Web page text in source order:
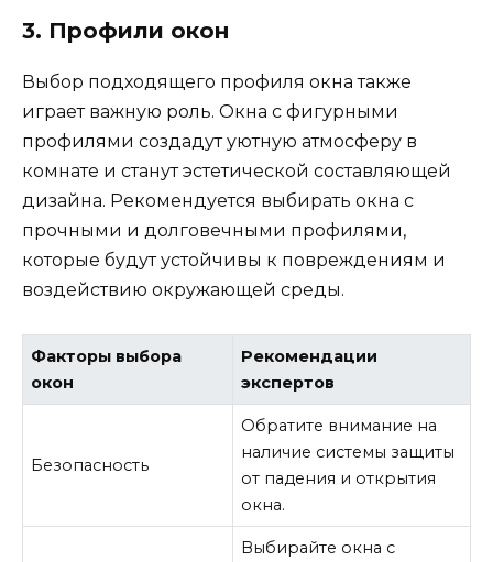
3. Профили окон
Выбор подходящего профиля окна также
играет важную роль. Окна с фигурными
профилями создадут уютную атмосферу в
комнате и станут эстетической составляющей
дизайна. Рекомендуется выбирать окна с
прочными и долговечными профилями,
которые будут устойчивы к повреждениям и
воздействию окружающей среды.
Факторы выбора
окон
Рекомендации
экспертов
Безопасность
Обратите внимание на
наличие системы защиты
от падения и открытия
окна.
Выбирайте окна с